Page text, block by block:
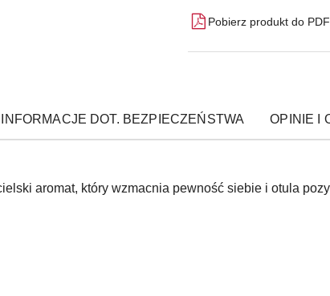
Pobierz produkt do PDF
INFORMACJE DOT. BEZPIECZEŃSTWA OPINIE I
aromat, który wzmacnia pewność siebie i otula